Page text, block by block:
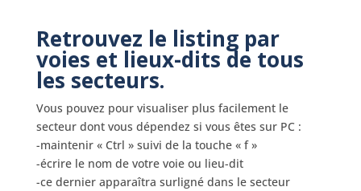
Retrouvez le listing par
voies et lieux-dits de tous
les secteurs.
Vous pouvez pour visualiser plus facilement le
secteur dont vous dépendez si vous êtes sur PC :
-maintenir « Ctrl » suivi de la touche « f »
-écrire le nom de votre voie ou lieu-dit
-ce dernier apparaîtra surligné dans le secteur